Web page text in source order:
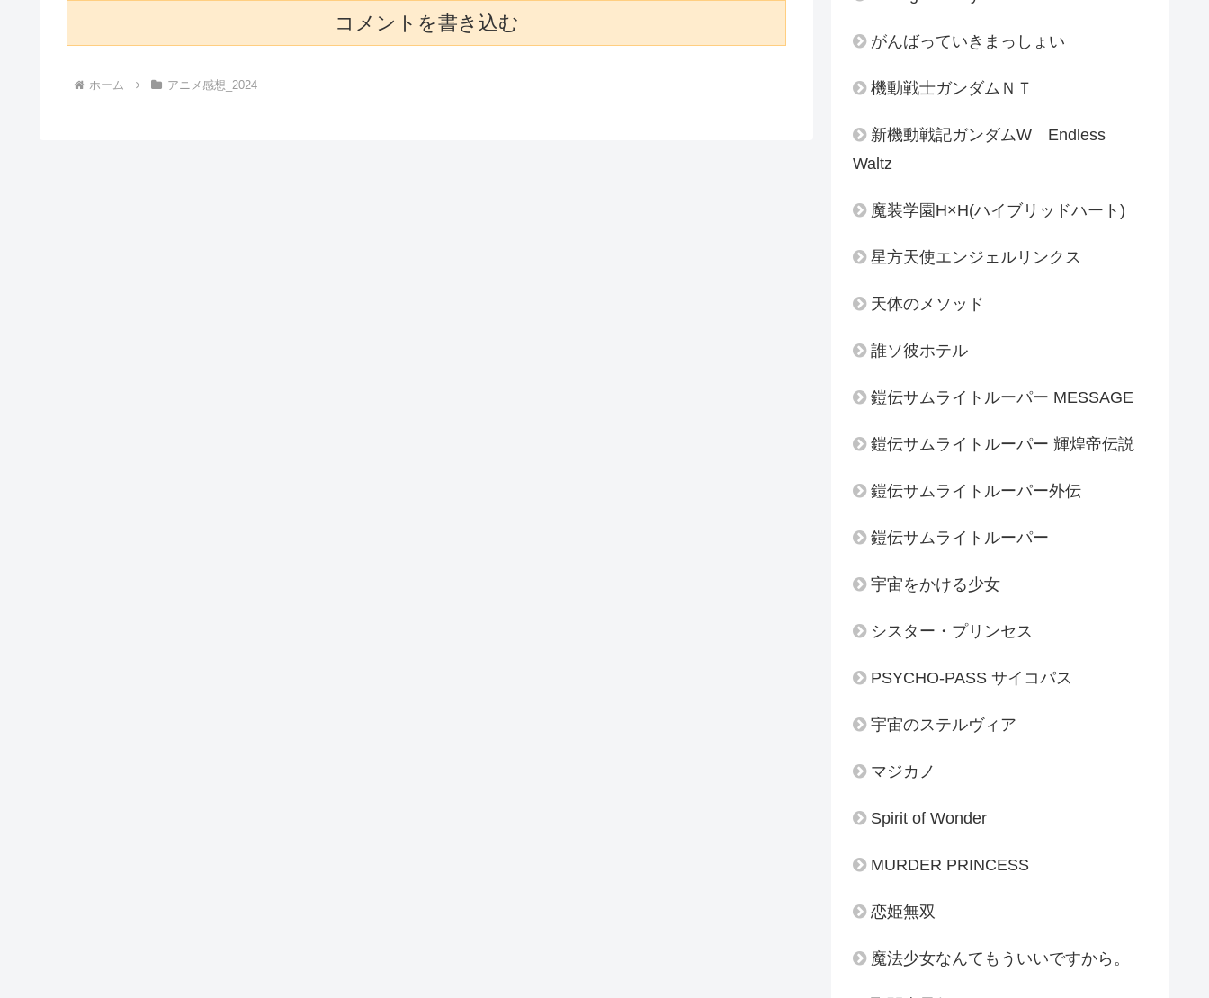
コメントを書き込む
ホーム アニメ感想_2024
がんばっていきまっしょい
機動戦士ガンダムＮＴ
新機動戦記ガンダムW Endless
Waltz
魔装学園H×H(ハイブリッドハート)
星方天使エンジェルリンクス
天体のメソッド
誰ソ彼ホテル
鎧伝サムライトルーパー MESSAGE
鎧伝サムライトルーパー 輝煌帝伝説
鎧伝サムライトルーパー外伝
鎧伝サムライトルーパー
宇宙をかける少女
シスター・プリンセス
PSYCHO-PASS サイコパス
宇宙のステルヴィア
マジカノ
Spirit of Wonder
MURDER PRINCESS
恋姫無双
魔法少女なんてもういいですから。